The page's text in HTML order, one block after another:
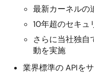
最新カーネルの
10年超のセキュ
さらに当社独自
動を実施
業界標準の APIを